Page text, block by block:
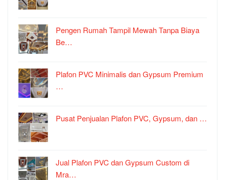
Pengen Rumah Tampil Mewah Tanpa Biaya
Be…
Plafon PVC Minimalis dan Gypsum Premium
…
Pusat Penjualan Plafon PVC, Gypsum, dan …
Jual Plafon PVC dan Gypsum Custom di
Mra…